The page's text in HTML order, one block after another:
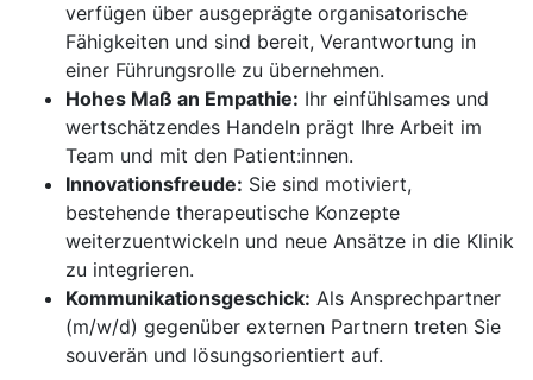
verfügen über ausgeprägte organisatorische
Fähigkeiten und sind bereit, Verantwortung in
einer Führungsrolle zu übernehmen.
Hohes Maß an Empathie: Ihr einfühlsames und
wertschätzendes Handeln prägt Ihre Arbeit im
Team und mit den Patient:innen.
Innovationsfreude: Sie sind motiviert,
bestehende therapeutische Konzepte
weiterzuentwickeln und neue Ansätze in die Klinik
zu integrieren.
Kommunikationsgeschick: Als Ansprechpartner
(m/w/d) gegenüber externen Partnern treten Sie
souverän und lösungsorientiert auf.